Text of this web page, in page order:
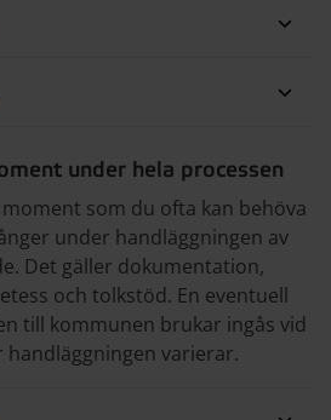
under hela processen
som du ofta kan behöva
under handläggningen av
Det gäller dokumentation,
och tolkstöd. En eventuell
till kommunen brukar ingås vid
varierar.